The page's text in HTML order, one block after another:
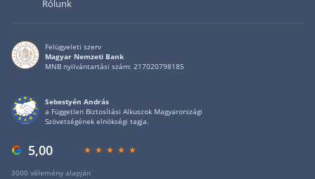
Rólunk
Felügyeleti szerv
Magyar Nemzeti Bank
MNB nyilvántartási szám: 217020798185
Sebestyén András
a Független Biztosítási Alkuszok Magyarországi
Szövetségének elnökségi tagja.
5,00
3000 vélemény alapján